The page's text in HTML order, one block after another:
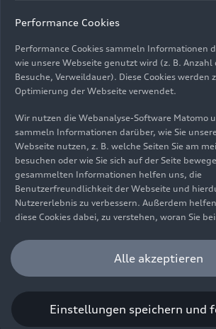
ImpressumRechtliches
Informationen zur Barrierefreiheit
© 2026 AUDI AG. Alle Rechte vorbehalten.
EN
Die Angaben zu Kraftstoffverbrauch,
Emissionen und elektrischer Reichweite
gesetzlich vorgeschriebenen Messverfahren
Harmonized Light Vehicles Test Procedure“
Verordnung (EG) 715/2007 ermittelt.
Zubehör (Anbauteile, Reifenformat usw.)
Aerodynamik verändern und neben
Verkehrsbedingungen sowie dem
Sie unter www.audi.de/wltp.
Performance Cookies
Performance Cookies sammeln Informationen
wie unsere Webseite genutzt wird (z. B. Anzahl
Besuche, Verweildauer). Diese Cookies werden
Optimierung der Webseite verwendet.
Wir nutzen die Webanalyse-Software Matomo
sammeln Informationen darüber, wie Sie
Webseite nutzen, z. B. welche Seiten Sie am
besuchen oder wie Sie sich auf der Seite
gesammelten Informationen helfen uns, die
Benutzerfreundlichkeit der Webseite und
Nutzererlebnis zu verbessern. Außerdem
diese Cookies dabei, zu verstehen, woran Sie
unser Angebot optimieren können. Bitte
dass Sie Ihre Einwilligung bezüglich der
Performance Cookies jederzeit widerrufen
Einwilligung widerrufen können finden Sie in
Cookie Information.
Alle akzeptieren
Einstellungen speichern und